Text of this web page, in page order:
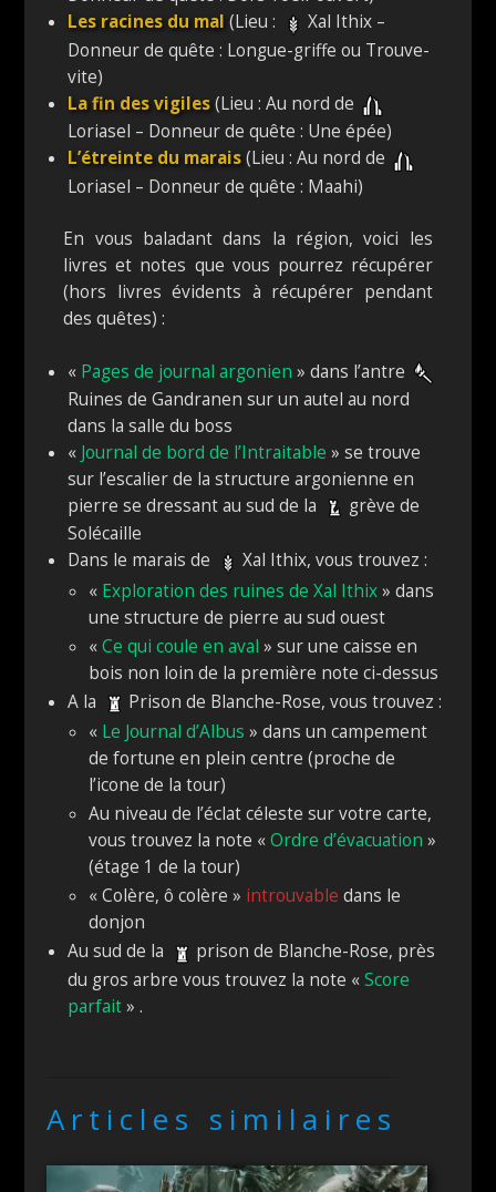
Les racines du mal (Lieu :
Xal Ithix –
Donneur de quête : Longue-griffe ou Trouve-
vite)
La fin des vigiles(Lieu : Au nord de
Loriasel – Donneur de quête : Une épée)
L’étreinte du marais(Lieu : Au nord de
Loriasel – Donneur de quête : Maahi)
En vous baladant dans la région, voici les
livres et notes que vous pourrez récupérer
(hors livres évidents à récupérer pendant
des quêtes) :
« Pages de journal argonien » dans l’antre
Ruines de Gandranen sur un autel au nord
dans la salle du boss
« Journal de bord de l’Intraitable » se trouve
sur l’escalier de la structure argonienne en
pierre se dressant au sud de la
grève de
Solécaille
Dans le marais de
Xal Ithix, vous trouvez :
« Exploration des ruines de Xal Ithix» dans
une structure de pierre au sud ouest
«Ce qui coule en aval » sur une caisse en
bois non loin de la première note ci-dessus
A la
Prison de Blanche-Rose, vous trouvez :
« Le Journal d’Albus » dans un campement
de fortune en plein centre (proche de
l’icone de la tour)
Au niveau de l’éclat céleste sur votre carte,
vous trouvez la note «Ordre d’évacuation »
(étage 1 de la tour)
« Colère, ô colère » introuvable dans le
donjon
Au sud de la
prison de Blanche-Rose, près
du gros arbre vous trouvez la note «Score
parfait» .
Articles similaires